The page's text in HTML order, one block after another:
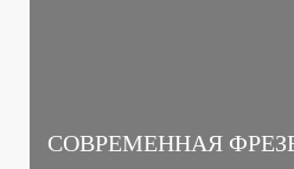
СОВРЕМЕННАЯ